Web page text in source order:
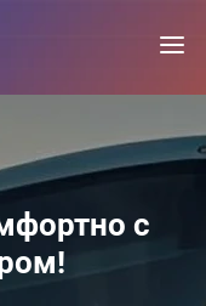
с